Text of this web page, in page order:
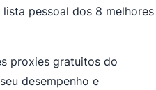
pessoal dos 8 melhores
proxies gratuitos do
desempenho e